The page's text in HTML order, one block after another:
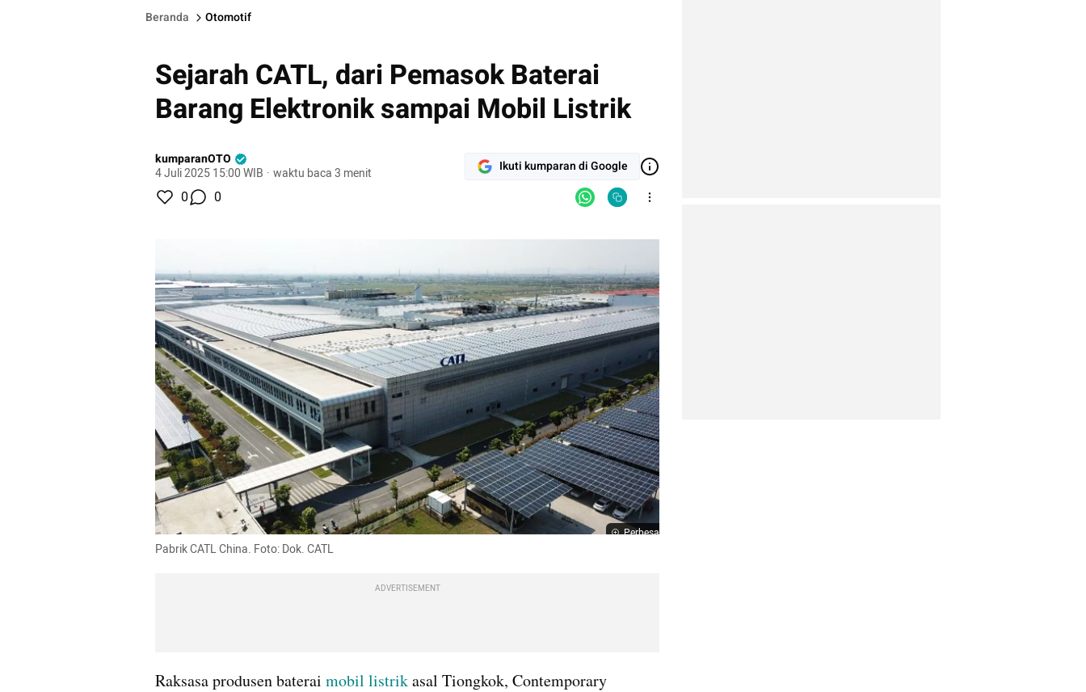
Beranda Otomotif
Sejarah CATL, dari Pemasok Baterai
Barang Elektronik sampai Mobil Listrik
kumparanOTO
4 Juli 2025 15:00 WIB · waktu baca 3 menit Ikuti kumparan di Google
0 0
Perbesar
Pabrik CATL China. Foto: Dok. CATL
ADVERTISEMENT
Raksasa produsen baterai mobil listrik asal Tiongkok, Contemporary